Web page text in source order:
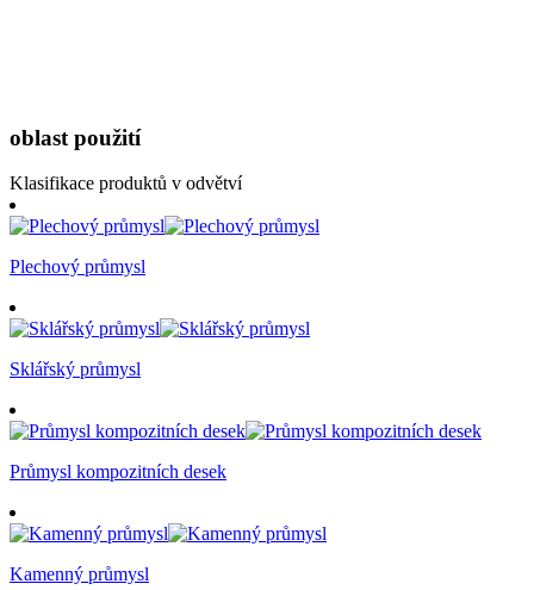
oblast použití
Klasifikace produktů v odvětví
Plechový průmysl
Sklářský průmysl
Průmysl kompozitních desek
Kamenný průmysl